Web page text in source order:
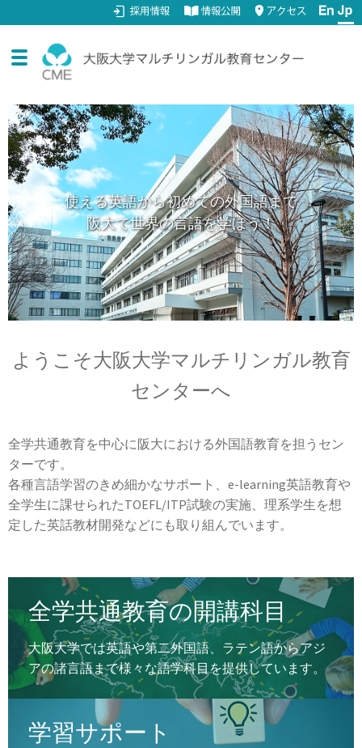
ナ
ビ
シ
ョ
ン
ス
キ
ッ
プ
コ
ン
ツ
へ
ス
ッ
プ
CMEについて
サ
ブ
メ
ニ
ュ
ー
を
展
開
全学共通教育の開講科目
サ
ブ
メ
ニ
ュ
ー
を
展
開
学習サポート
サ
ブ
メ
ニ
ュ
を
FD公開講座
サ
ブ
メ
ュ
展
研究活動
サ
メ
ー
展
開
使える英語から初めての外国語まで
阪大で世界の言語を学ぼう！
ようこそ大阪大学マルチリンガル教育
センターへ
全学共通教育を中心に阪大における外国語教育を担うセン
ターです。
各種言語学習のきめ細かなサポート、e-learning英語教育や
全学生に課せられたTOEFL/ITP試験の実施、理系学生を想
定した英話教材開発などにも取り組んでいます。
全学共通教育の開講科目
大阪大学では英語や第二外国語、ラテン語からアジ
アの諸言語まで様々な語学科目を提供しています。
学習サポート